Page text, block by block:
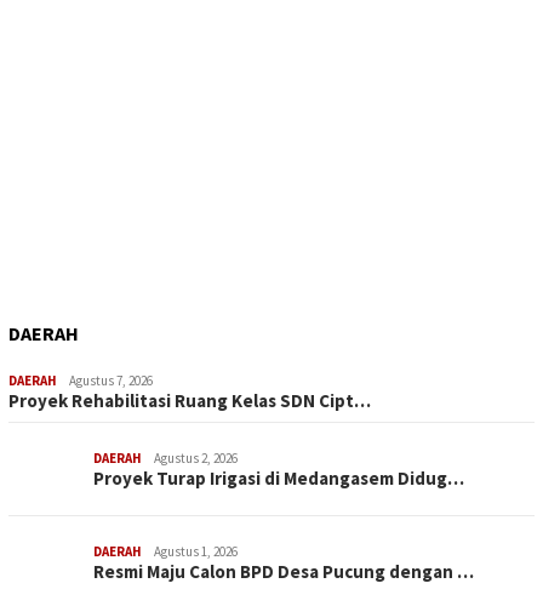
DAERAH
DAERAH Agustus 7, 2026
Proyek Rehabilitasi Ruang Kelas SDN Cipt…
DAERAH Agustus 2, 2026
Proyek Turap Irigasi di Medangasem Didug…
DAERAH Agustus 1, 2026
Resmi Maju Calon BPD Desa Pucung dengan …